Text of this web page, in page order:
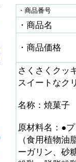
・商品番号
・商品名
・商品価格
さくさくクッ
スイートなク
名称：焼菓子
原材料名：●
（食用植物
ーガリン、砂